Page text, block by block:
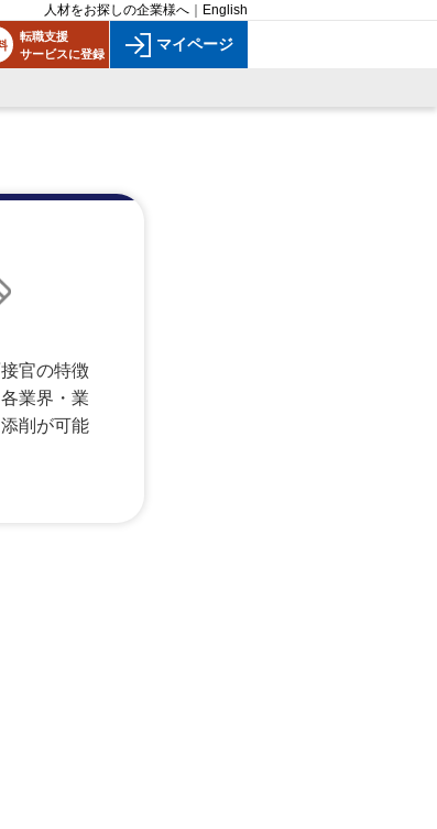
人材をお探しの企業様へ English
転職支援
サービスに登録
マイページ
官の特徴
業界・業
削が可能